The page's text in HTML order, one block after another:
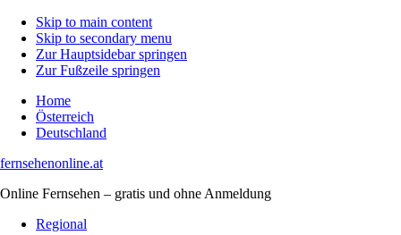
Skip to main content
Skip to secondary menu
Zur Hauptsidebar springen
Zur Fußzeile springen
Home
Österreich
Deutschland
fernsehenonline.at
Online Fernsehen – gratis und ohne Anmeldung
Regional